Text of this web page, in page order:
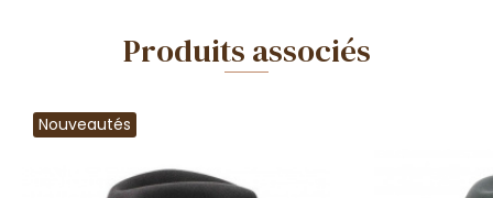
Produits associés
Nouveautés